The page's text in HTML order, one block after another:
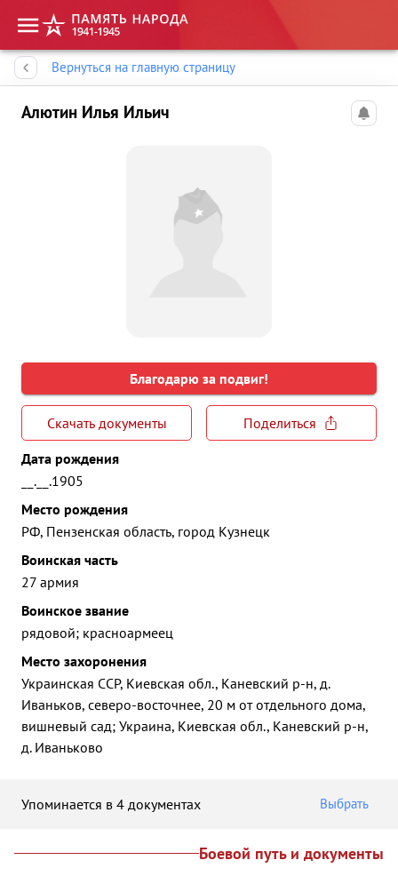
Вернуться на главную страницу
Алютин Илья Ильич
Благодарю за подвиг!
Скачать документы
Поделиться
Дата рождения
__.__.1905
Место рождения
РФ, Пензенская область, город Кузнецк
Воинская часть
27 армия
Воинское звание
рядовой; красноармеец
Место захоронения
Украинская ССР, Киевская обл., Каневский р-н, д.
Иваньков, северо-восточнее, 20 м от отдельного дома,
вишневый сад; Украина, Киевская обл., Каневский р-н,
д. Иваньково
Упоминается в 4 документах Выбрать
Боевой путь и документы
Память народа